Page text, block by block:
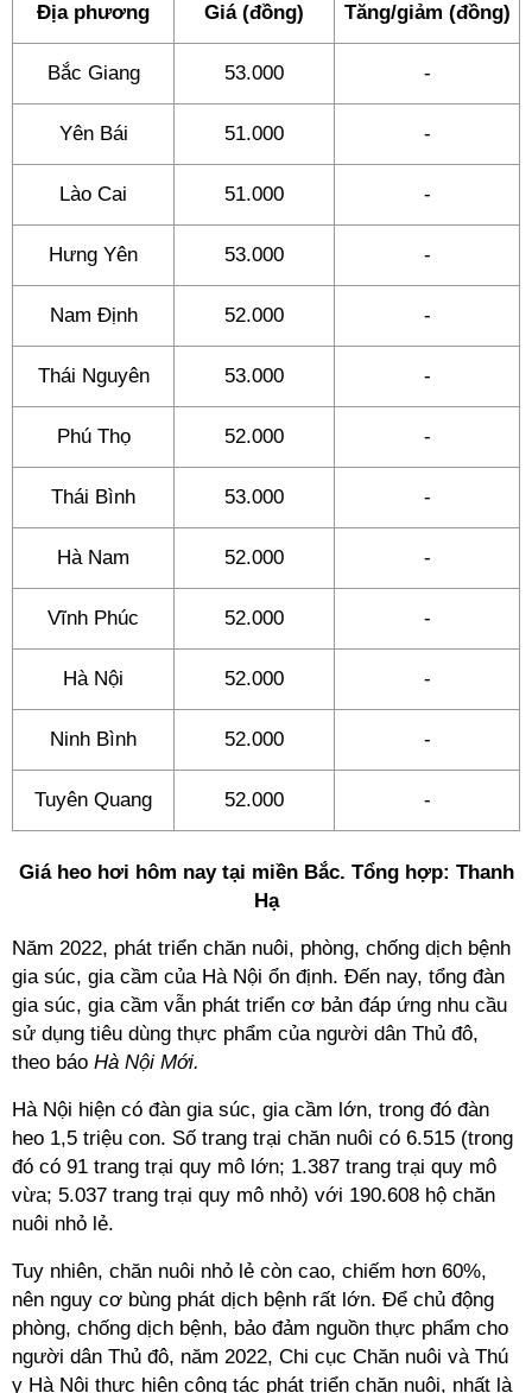
Địa phương Giá (đồng) Tăng/giảm (đồng)
Bắc Giang 53.000 -
Yên Bái 51.000 -
Lào Cai 51.000 -
Hưng Yên 53.000 -
Nam Định 52.000 -
Thái Nguyên 53.000 -
Phú Thọ 52.000 -
Thái Bình 53.000 -
Hà Nam 52.000 -
Vĩnh Phúc 52.000 -
Hà Nội 52.000 -
Ninh Bình 52.000 -
Tuyên Quang 52.000 -
Giá heo hơi hôm nay tại miền Bắc. Tổng hợp: Thanh
Hạ
Năm 2022, phát triển chăn nuôi, phòng, chống dịch bệnh
gia súc, gia cầm của Hà Nội ổn định. Đến nay, tổng đàn
gia súc, gia cầm vẫn phát triển cơ bản đáp ứng nhu cầu
sử dụng tiêu dùng thực phẩm của người dân Thủ đô,
theo báo Hà Nội Mới.
Hà Nội hiện có đàn gia súc, gia cầm lớn, trong đó đàn
heo 1,5 triệu con. Số trang trại chăn nuôi có 6.515 (trong
đó có 91 trang trại quy mô lớn; 1.387 trang trại quy mô
vừa; 5.037 trang trại quy mô nhỏ) với 190.608 hộ chăn
nuôi nhỏ lẻ.
Tuy nhiên, chăn nuôi nhỏ lẻ còn cao, chiếm hơn 60%,
nên nguy cơ bùng phát dịch bệnh rất lớn. Để chủ động
phòng, chống dịch bệnh, bảo đảm nguồn thực phẩm cho
người dân Thủ đô, năm 2022, Chi cục Chăn nuôi và Thú
y Hà Nội thực hiện công tác phát triển chăn nuôi, nhất là